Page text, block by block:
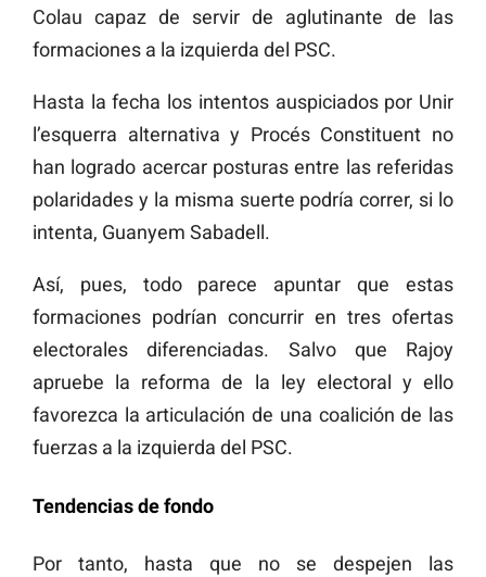
Colau capaz de servir de aglutinante de las
formaciones a la izquierda del PSC.
Hasta la fecha los intentos auspiciados por Unir
l’esquerra alternativa y Procés Constituent no
han logrado acercar posturas entre las referidas
polaridades y la misma suerte podría correr, si lo
intenta, Guanyem Sabadell.
Así, pues, todo parece apuntar que estas
formaciones podrían concurrir en tres ofertas
electorales diferenciadas. Salvo que Rajoy
apruebe la reforma de la ley electoral y ello
favorezca la articulación de una coalición de las
fuerzas a la izquierda del PSC.
Tendencias de fondo
Por tanto, hasta que no se despejen las